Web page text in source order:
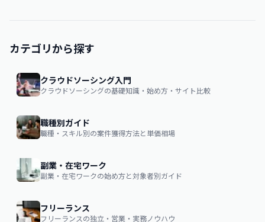
カテゴリから探す
クラウドソーシング入門
クラウドソーシングの基礎知識・始め方・サイト比較
職種別ガイド
職種・スキル別の案件獲得方法と単価相場
副業・在宅ワーク
副業・在宅ワークの始め方と対象者別ガイド
フリーランス
フリーランスの独立・営業・実務ノウハウ